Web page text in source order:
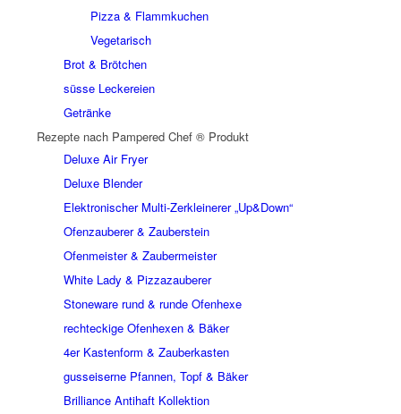
Pizza & Flammkuchen
Vegetarisch
Brot & Brötchen
süsse Leckereien
Getränke
Rezepte nach Pampered Chef ® Produkt
Deluxe Air Fryer
Deluxe Blender
Elektronischer Multi-Zerkleinerer „Up&Down“
Ofenzauberer & Zauberstein
Ofenmeister & Zaubermeister
White Lady & Pizzazauberer
Stoneware rund & runde Ofenhexe
rechteckige Ofenhexen & Bäker
4er Kastenform & Zauberkasten
gusseiserne Pfannen, Topf & Bäker
Brilliance Antihaft Kollektion